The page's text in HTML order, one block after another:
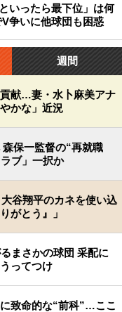
いったら最下位」は何
争いに他球団も困惑
週間
献…妻・水卜麻美アナ
かな」近況
保一監督の“再就職
ブ」一択か
谷翔平のカネを使い込
がとう』」
まさかの球団 采配に
ってつけ
致命的な“前科”…ここ